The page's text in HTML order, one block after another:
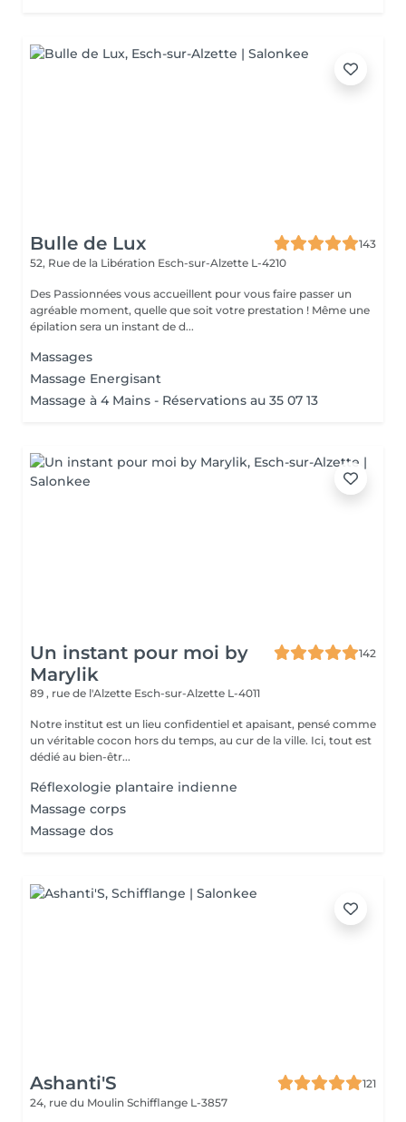
Bulle de Lux
143
52, Rue de la Libération Esch-sur-Alzette L-4210
Des Passionnées vous accueillent pour vous faire passer un
agréable moment, quelle que soit votre prestation ! Même une
épilation sera un instant de d...
Massages
Massage Energisant
Massage à 4 Mains - Réservations au 35 07 13
Un instant pour moi by
Marylik
142
89 , rue de l'Alzette Esch-sur-Alzette L-4011
Notre institut est un lieu confidentiel et apaisant, pensé comme
un véritable cocon hors du temps, au cur de la ville. Ici, tout est
dédié au bien-êtr...
Réflexologie plantaire indienne
Massage corps
Massage dos
Ashanti'S
121
24, rue du Moulin Schifflange L-3857